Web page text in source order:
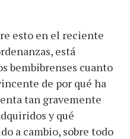
esto en el reciente
está
bembibrenses cuanto
de por qué ha
tan gravemente
y qué
a cambio, sobre todo